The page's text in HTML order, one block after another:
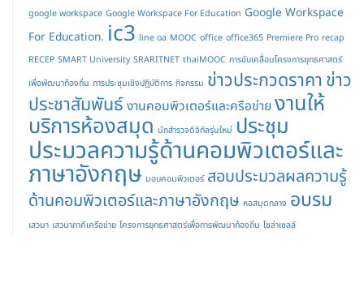
google workspace Google Workspace For Education Google Workspace
For Education. ic3 line oa MOOC office office365 Premiere Pro recap
RECEP SMART University SRARITNET thaiMOOC การขับเคลื่อนโครงการยุทธศาสตร์
เพื่อพัฒนาท้องถิ่น การประชุมเชิงปฏิบัติการ กิจกรรม ข่าวประกวดราคา ข่าว
ประชาสัมพันธ์งานคอมพิวเตอร์และครือข่าย งานให้
บริการห้องสมุด นักสำรวจดิจิทัลรุ่นใหม่ ประชุม
ประมวลความรู้ด้านคอมพิวเตอร์และ
ภาษาอังกฤษ มอบคอมพิวเตอร์ สอบประมวลผลความรู้
ด้านคอมพิวเตอร์และภาษาอังกฤษ หอสมุดกลาง อบรม
เสวนา เสวนาภาคีเครือข่าย โครงการยุทธศาสตร์เพื่อการพัฒนาท้องถิ่น โซล่าเซลล์